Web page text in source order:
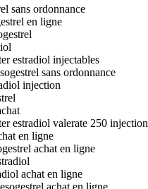
sans ordonnance
en ligne
estradiol injectables
sans ordonnance
injection
estradiol valerate 250 injection
en ligne
achat en ligne
achat en ligne
achat en ligne